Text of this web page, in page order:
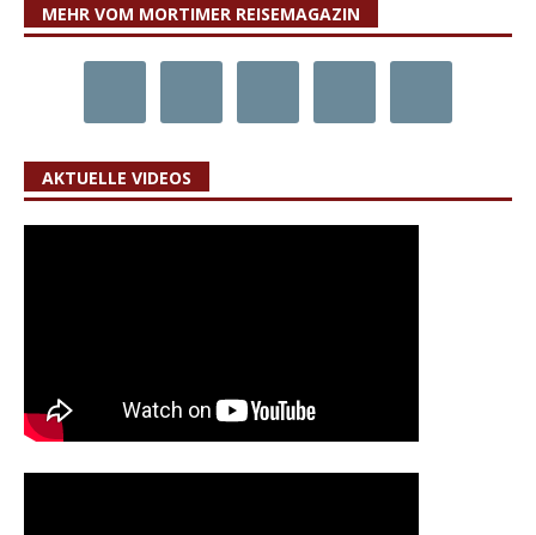
MEHR VOM MORTIMER REISEMAGAZIN
AKTUELLE VIDEOS